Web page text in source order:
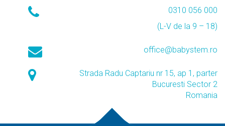
0310 056 000
(L-V de la 9 – 18)
office@babystem.ro
Strada Radu Captariu nr 15, ap 1, parter
Bucuresti Sector 2
Romania